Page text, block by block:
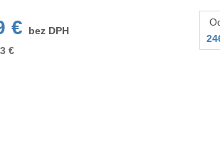
€
bez DPH
€